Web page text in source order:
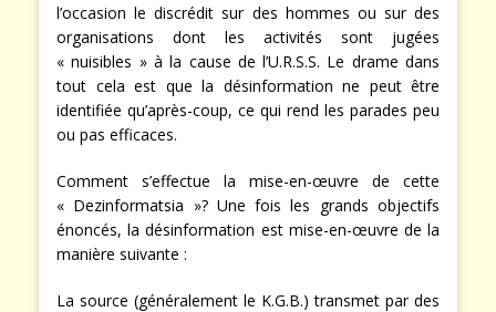
l’occasion le discrédit sur des hommes ou sur des
organisations dont les activités sont jugées
« nuisibles » à la cause de l’U.R.S.S. Le drame dans
tout cela est que la désinformation ne peut être
identifiée qu’après-coup, ce qui rend les parades peu
ou pas efficaces.
Comment s’effectue la mise-en-œuvre de cette
« Dezinformatsia »? Une fois les grands objectifs
énoncés, la désinformation est mise-en-œuvre de la
manière suivante :
La source (généralement le K.G.B.) transmet par des